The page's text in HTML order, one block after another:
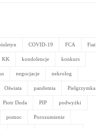
COVID-19 FCA Fiat
KK kondolencje konkurs
negocjacje nekrolog
Oświata pandemia Pielgrzymka
Piotr Duda PIP podwyżki
pomoc Porozumienie